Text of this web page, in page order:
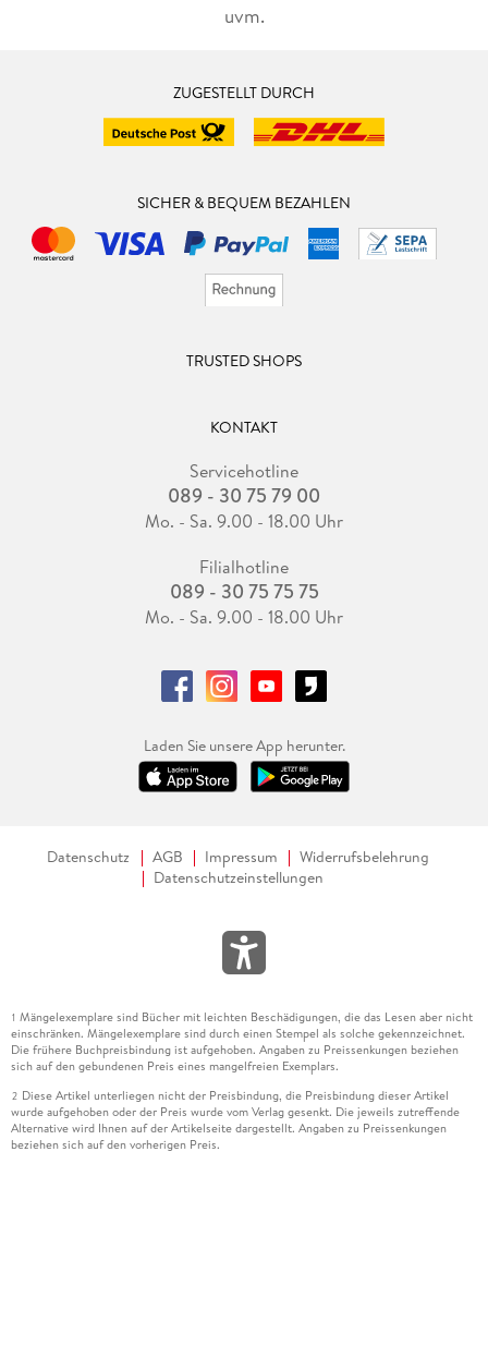
uvm.
ZUGESTELLT DURCH
SICHER & BEQUEM BEZAHLEN
TRUSTED SHOPS
KONTAKT
Servicehotline
089 - 30 75 79 00
Mo. - Sa. 9.00 - 18.00 Uhr
Filialhotline
089 - 30 75 75 75
Mo. - Sa. 9.00 - 18.00 Uhr
Laden Sie unsere App herunter.
Datenschutz AGB Impressum
Widerrufsbelehrung
Datenschutzeinstellungen
1 Mängelexemplare sind Bücher mit leichten Beschädigungen, die das Lesen aber nicht
einschränken. Mängelexemplare sind durch einen Stempel als solche gekennzeichnet.
Die frühere Buchpreisbindung ist aufgehoben. Angaben zu Preissenkungen beziehen
sich auf den gebundenen Preis eines mangelfreien Exemplars.
2 Diese Artikel unterliegen nicht der Preisbindung, die Preisbindung dieser Artikel
wurde aufgehoben oder der Preis wurde vom Verlag gesenkt. Die jeweils zutreffende
Alternative wird Ihnen auf der Artikelseite dargestellt. Angaben zu Preissenkungen
beziehen sich auf den vorherigen Preis.